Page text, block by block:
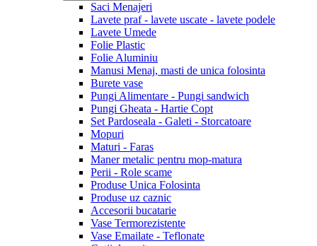
Saci Menajeri
Lavete praf - lavete uscate - lavete podele
Lavete Umede
Folie Plastic
Folie Aluminiu
Manusi Menaj, masti de unica folosinta
Burete vase
Pungi Alimentare - Pungi sandwich
Pungi Gheata - Hartie Copt
Set Pardoseala - Galeti - Storcatoare
Mopuri
Maturi - Faras
Maner metalic pentru mop-matura
Perii - Role scame
Produse Unica Folosinta
Produse uz caznic
Accesorii bucatarie
Vase Termorezistente
Vase Emailate - Teflonate